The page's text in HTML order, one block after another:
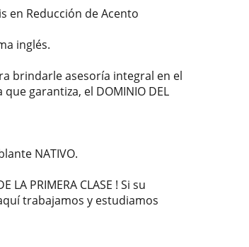
en Reducción de Acento
inglés.
brindarle asesoría integral en el
garantiza, el DOMINIO DEL
NATIVO.
LA PRIMERA CLASE ! Si su
trabajamos y estudiamos